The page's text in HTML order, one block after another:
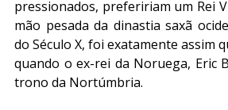
pressionados, prefeririam um Rei
mão pesada da dinastia saxã
do Século X, foi exatamente assim
quando o ex-rei da Noruega, Eric
trono da Nortúmbria.